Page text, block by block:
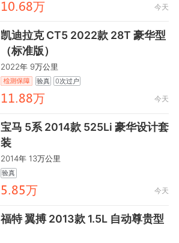
齤餼.麣鸺万 今天
凯迪拉克 CT5 2022款 28T 豪华型
（标准版）
2022年 9万公里
验真 0次过户
齤齤.鸺鸺万 今天
宝马 5系 2014款 525Li 豪华设计套
装
2014年 13万公里
验真
閏.鸺閏万 今天
福特 翼搏 2013款 1.5L 自动尊贵型